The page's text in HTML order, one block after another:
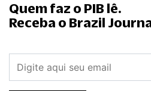
Quem faz o PIB lê.
Receba o Brazil